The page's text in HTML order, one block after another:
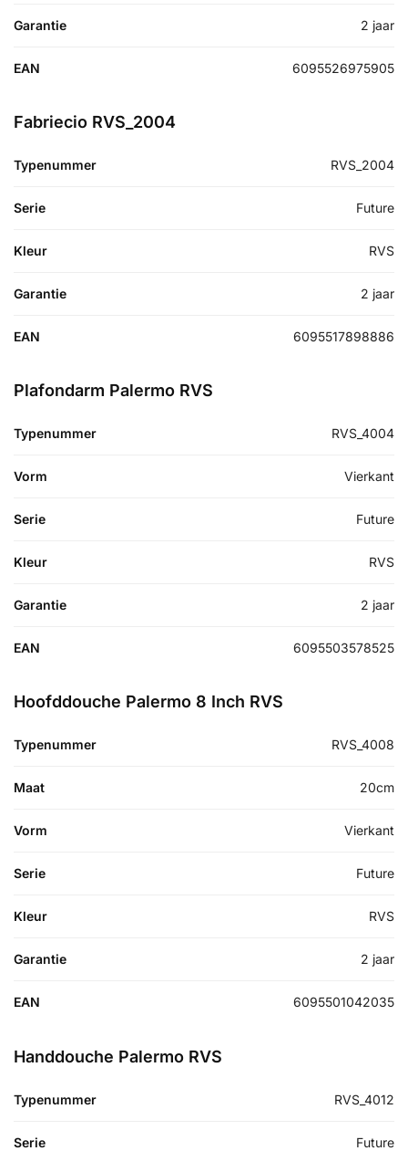
Garantie 2 jaar
EAN 6095526975905
Fabriecio RVS_2004
Typenummer RVS_2004
Serie Future
Kleur RVS
Garantie 2 jaar
EAN 6095517898886
Plafondarm Palermo RVS
Typenummer RVS_4004
Vorm Vierkant
Serie Future
Kleur RVS
Garantie 2 jaar
EAN 6095503578525
Hoofddouche Palermo 8 Inch RVS
Typenummer RVS_4008
Maat 20cm
Vorm Vierkant
Serie Future
Kleur RVS
Garantie 2 jaar
EAN 6095501042035
Handdouche Palermo RVS
Typenummer RVS_4012
Serie Future